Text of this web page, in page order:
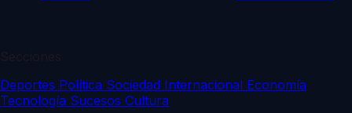
Deportes Política Sociedad Internacional Economía
Tecnología Sucesos Cultura